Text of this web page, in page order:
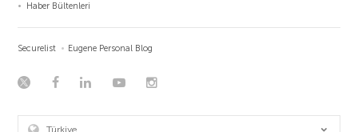
Haber Bültenleri
Securelist Eugene Personal Blog